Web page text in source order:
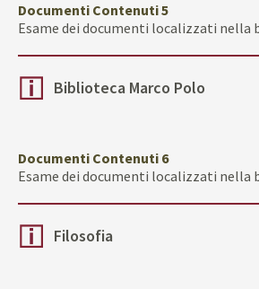
Documenti Contenuti 5
Esame dei documenti localizzati nella
Biblioteca Marco Polo
Documenti Contenuti 6
Esame dei documenti localizzati nella
Filosofia